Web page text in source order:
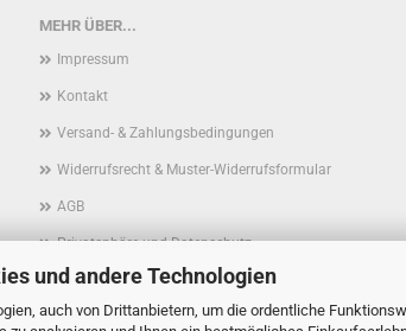
und andere Technologien
auch von Drittanbietern, um die ordentliche
MEHR ÜBER...
Impressum
Kontakt
Versand- & Zahlungsbedingungen
Widerrufsrecht & Muster-Widerrufsformular
AGB
Privatsphäre und Datenschutz
Rückruf, telefonische Beratung
Cookie Einstellungen